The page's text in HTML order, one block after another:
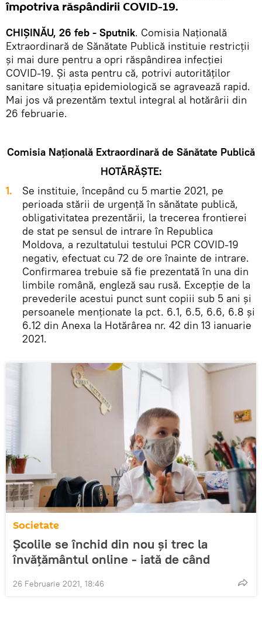
împotriva răspândirii COVID-19.
CHIȘINĂU, 26 feb - Sputnik. Comisia Națională
Extraordinară de Sănătate Publică instituie restricții
și mai dure pentru a opri răspândirea infecției
COVID-19. Și asta pentru că, potrivi autorităților
sanitare situaţia epidemiologică se agravează rapid.
Mai jos vă prezentăm textul integral al hotărârii din
26 februarie.
Comisia Națională Extraordinară de Sănătate Publică
HOTĂRĂŞTE:
Se instituie, începând cu 5 martie 2021, pe
perioada stării de urgență în sănătate publică,
obligativitatea prezentării, la trecerea frontierei
de stat pe sensul de intrare în Republica
Moldova, a rezultatului testului PCR COVID-19
negativ, efectuat cu 72 de ore înainte de intrare.
Confirmarea trebuie să fie prezentată în una din
limbile română, engleză sau rusă. Excepție de la
prevederile acestui punct sunt copiii sub 5 ani și
persoanele menționate la pct. 6.1, 6.5, 6.6, 6.8 și
6.12 din Anexa la Hotărârea nr. 42 din 13 ianuarie
2021.
Societate
Școlile se închid din nou și trec la
învățământul online - iată de când
26 Februarie 2021, 18:46